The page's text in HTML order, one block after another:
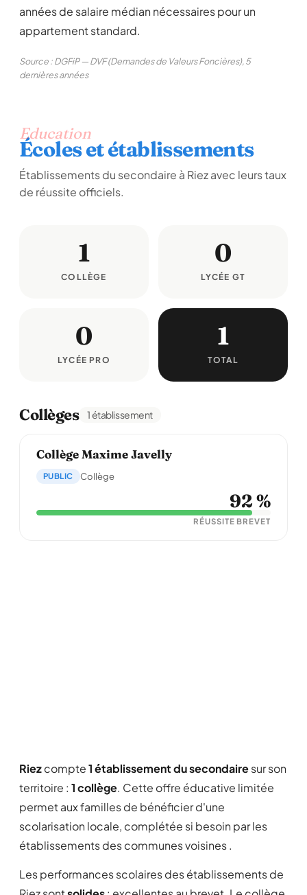
années de salaire médian nécessaires pour un
appartement standard.
Source : DGFiP — DVF (Demandes de Valeurs Foncières), 5
dernières années
Education
Écoles et établissements
Établissements du secondaire à Riez avec leurs taux
de réussite officiels.
1
COLLÈGE
0
LYCÉE GT
0
LYCÉE PRO
1
TOTAL
Collèges 1 établissement
Collège Maxime Javelly
PUBLIC Collège
92 %
RÉUSSITE BREVET
Riezcompte1 établissement du secondairesur son
territoire : 1 collège. Cette offre éducative limitée
permet aux familles de bénéficier d'une
scolarisation locale, complétée si besoin par les
établissements des communes voisines .
Les performances scolaires des établissements de